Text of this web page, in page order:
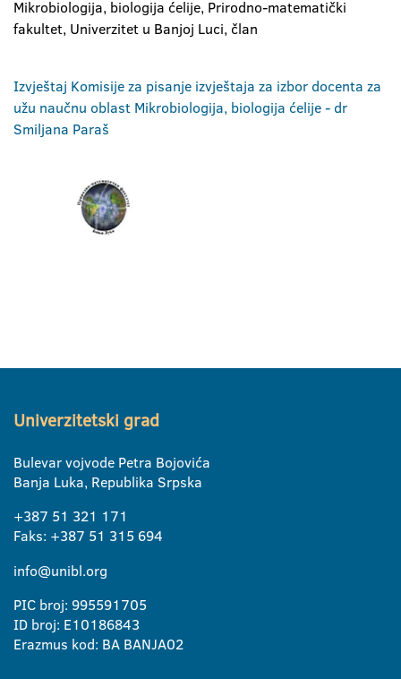
Mikrobiologija, biologija ćelije, Prirodno-matematički
fakultet, Univerzitet u Banjoj Luci, član
Izvještaj Komisije za pisanje izvještaja za izbor docenta za
užu naučnu oblast Mikrobiologija, biologija ćelije - dr
Smiljana Paraš
Univerzitetski grad
Bulevar vojvode Petra Bojovića
Banja Luka, Republika Srpska
+387 51 321 171
Faks: +387 51 315 694
info@unibl.org
PIC broj: 995591705
ID broj: E10186843
Erazmus kod: BA BANJA02